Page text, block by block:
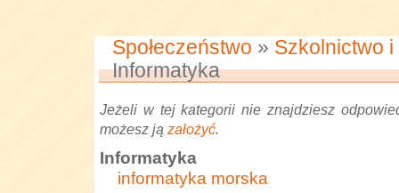
Społeczeństwo » Szkolnictwo
Informatyka
Jeżeli w tej kategorii nie znajdziesz
możesz ją założyć.
Informatyka
informatyka morska